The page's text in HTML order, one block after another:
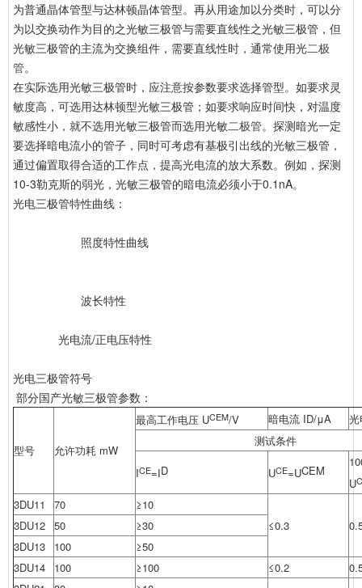
为普通晶体管型与达林顿晶体管型。再从用途加以分类时，可以分
为以交换动作为目的之光敏三极管与需要直线性之光敏三极管，但
光敏三极管的主流为交换组件，需要直线性时，通常使用光二极
管。
在实际选用光敏三极管时，应注意按参数要求选择管型。如要求灵
敏度高，可选用达林顿型光敏三极管；如要求响应时间快，对温度
敏感性小，就不选用光敏三极管而选用光敏二极管。探测暗光一定
要选择暗电流小的管子，同时可考虑有基极引出线的光敏三极管，
通过偏置取得合适的工作点，提高光电流的放大系数。例如，探测
10-3勒克斯的弱光，光敏三极管的暗电流必须小于0.1nA。
光电三极管特性曲线：
照度特性曲线
波长特性
光电流/正电压特性
光电三极管符号
部分国产光敏三极管参数：
型号 允许功耗 mW
最高工作电压 UCEM/V 暗电流 ID/μA
测试条件
ICE=ID UCE=UCEM
U
3DU11 70
≥10
≤0.3
3DU12 50
≥30
3DU13
100
≥50
3DU14
100 ≥100 ≤0.2